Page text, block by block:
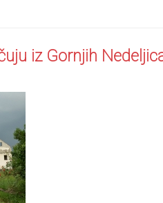
iz Gornjih